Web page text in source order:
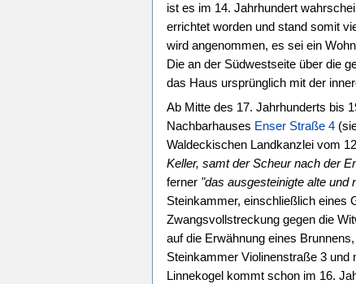
ist es im 14. Jahrhundert
errichtet worden und stand somit
wird angenommen, es sei ein
Die an der Südwestseite über die
das Haus ursprünglich mit der
Ab Mitte des 17. Jahrhunderts bis
Nachbarhauses Enser Straße 4
Waldeckischen Landkanzlei vom
Keller, samt der Scheur nach der
ferner "das ausgesteinigte alte und
Steinkammer, einschließlich eines
Zwangsvollstreckung gegen die
auf die Erwähnung eines
Steinkammer Violinenstraße 3
Linnekogel kommt schon im 16.